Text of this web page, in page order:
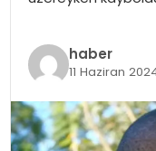
haber
11 Haziran